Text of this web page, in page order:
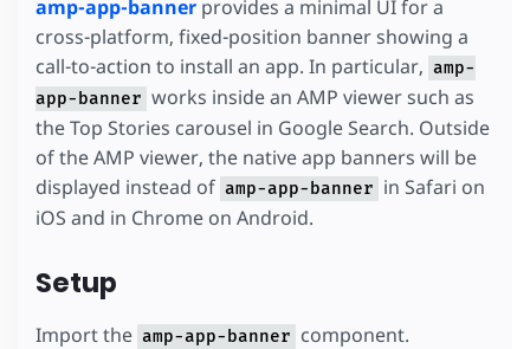
amp-app-banner provides a minimal UI for a
cross-platform, fixed-position banner showing a
call-to-action to install an app. In particular, amp-
app-banner works inside an AMP viewer such as
the Top Stories carousel in Google Search. Outside
of the AMP viewer, the native app banners will be
displayed instead of amp-app-banner in Safari on
iOS and in Chrome on Android.
Setup
Import the amp-app-banner component.